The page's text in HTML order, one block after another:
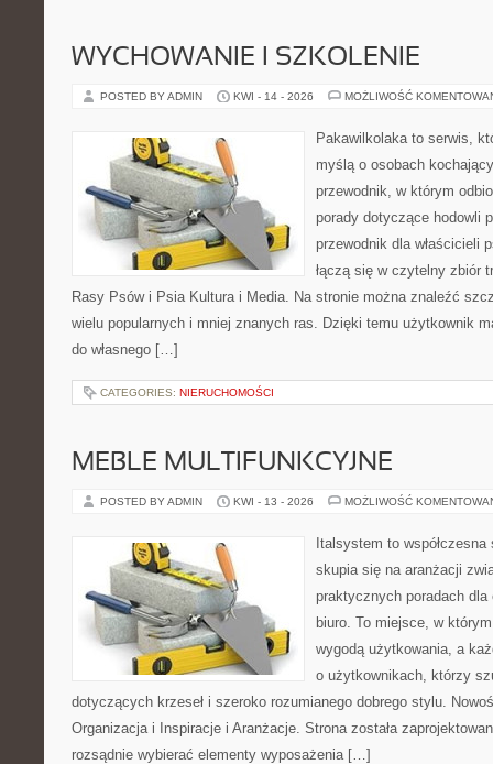
WYCHOWANIE I SZKOLENIE
POSTED BY ADMIN KWI - 14 - 2026 MOŻLIWOŚĆ
Pakawilkolaka to serwis,
myślą o osobach
przewodnik, w którym
porady dotyczące hodowli
przewodnik dla właścicieli
łączą się w czytelny zbiór
Rasy Psów i Psia Kultura i Media. Na stronie można znaleźć
wielu popularnych i mniej znanych ras. Dzięki temu użytkownik
do własnego […]
CATEGORIES: NIERUCHOMOŚCI
MEBLE MULTIFUNKCYJNE
POSTED BY ADMIN KWI - 13 - 2026 MOŻLIWOŚĆ
Italsystem to
skupia się na aranżacji
praktycznych poradach
biuro. To miejsce, w
wygodą użytkowania, a
o użytkownikach, którzy
dotyczących krzeseł i szeroko rozumianego dobrego stylu.
Organizacja i Inspiracje i Aranżacje. Strona została
rozsądnie wybierać elementy wyposażenia […]